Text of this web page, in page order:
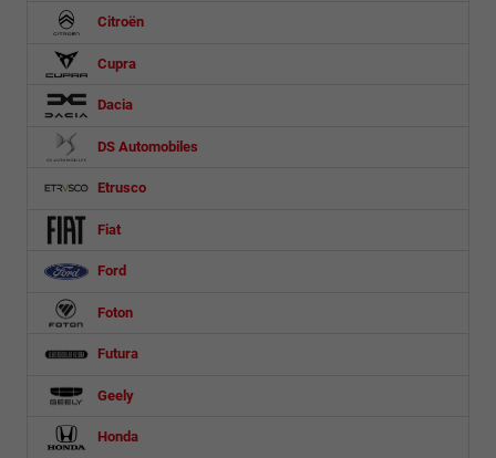
Citroën
Cupra
Dacia
DS Automobiles
Etrusco
Fiat
Ford
Foton
Futura
Geely
Honda